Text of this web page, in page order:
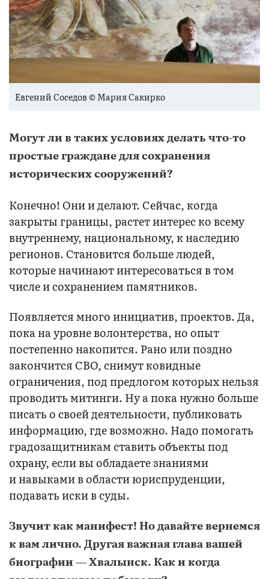
Евгений Соседов © Мария Сакирко
Могут ли в таких условиях делать что-то
простые граждане для сохранения
исторических сооружений?
Конечно! Они и делают. Сейчас, когда
закрыты границы, растет интерес ко всему
внутреннему, национальному, к наследию
регионов. Становится больше людей,
которые начинают интересоваться в том
числе и сохранением памятников.
Появляется много инициатив, проектов. Да,
пока на уровне волонтерства, но опыт
постепенно накопится. Рано или поздно
закончится СВО, снимут ковидные
ограничения, под предлогом которых нельзя
проводить митинги. Ну а пока нужно больше
писать о своей деятельности, публиковать
информацию, где возможно. Надо помогать
градозащитникам ставить объекты под
охрану, если вы обладаете знаниями
и навыками в области юриспруденции,
подавать иски в суды.
Звучит как манифест! Но давайте вернемся
к вам лично. Другая важная глава вашей
биографии — Хвалынск. Как и когда